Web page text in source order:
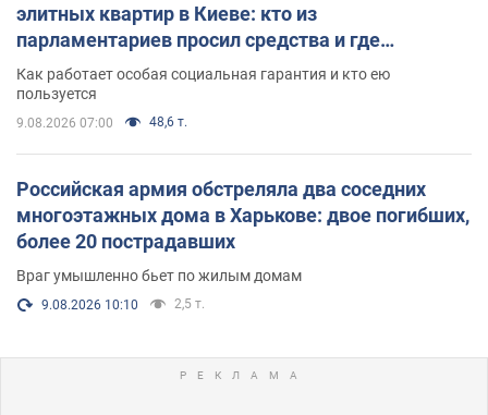
элитных квартир в Киеве: кто из
парламентариев просил средства и где
поселился
Как работает особая социальная гарантия и кто ею
пользуется
9.08.2026 07:00 48,6 т.
Российская армия обстреляла два соседних
многоэтажных дома в Харькове: двое погибших,
более 20 пострадавших
Враг умышленно бьет по жилым домам
9.08.2026 10:10 2,5 т.